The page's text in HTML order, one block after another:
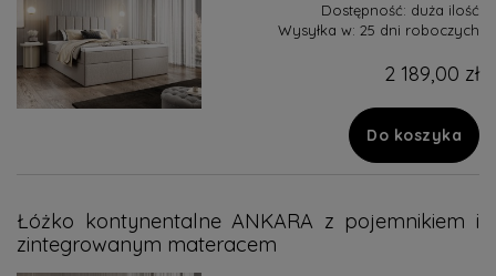
Dostępność: duża ilość
Wysyłka w: 25 dni roboczych
2 189,00 zł
Do koszyka
Łóżko kontynentalne ANKARA z pojemnikiem i
zintegrowanym materacem